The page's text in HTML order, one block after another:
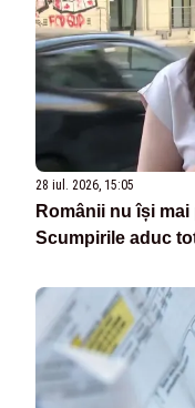
28 iul. 2026, 15:05
Românii nu își
Scumpirile aduc